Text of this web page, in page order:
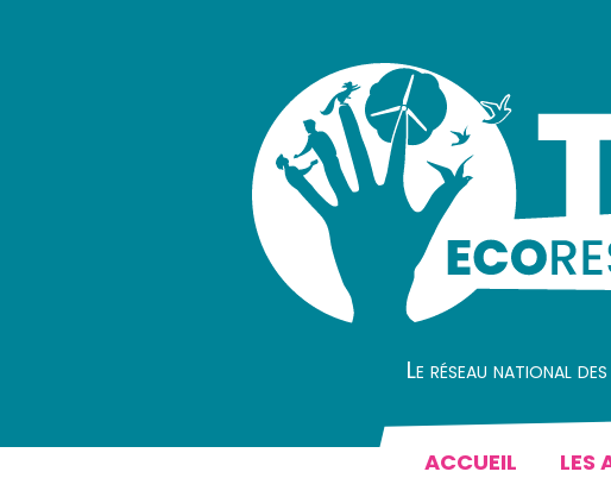
Le réseau national des
ACCUEIL LES